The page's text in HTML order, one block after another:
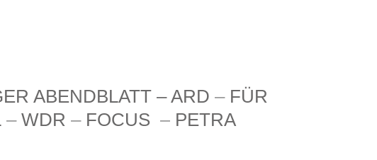
ABENDBLATT – ARD – FÜR
– WDR – FOCUS – PETRA